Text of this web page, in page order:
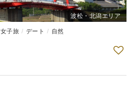
波松・北潟エリア
女子旅 デート 自然